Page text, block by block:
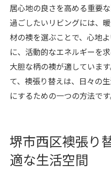
居心地の良さを高める重要
過ごしたいリビングには、
材の襖を選ぶことで、心地
に、活動的なエネルギーを
大胆な柄の襖が適していま
て、襖張り替えは、日々の
にするための一つの方法です
堺市西区襖張り
適な生活空間